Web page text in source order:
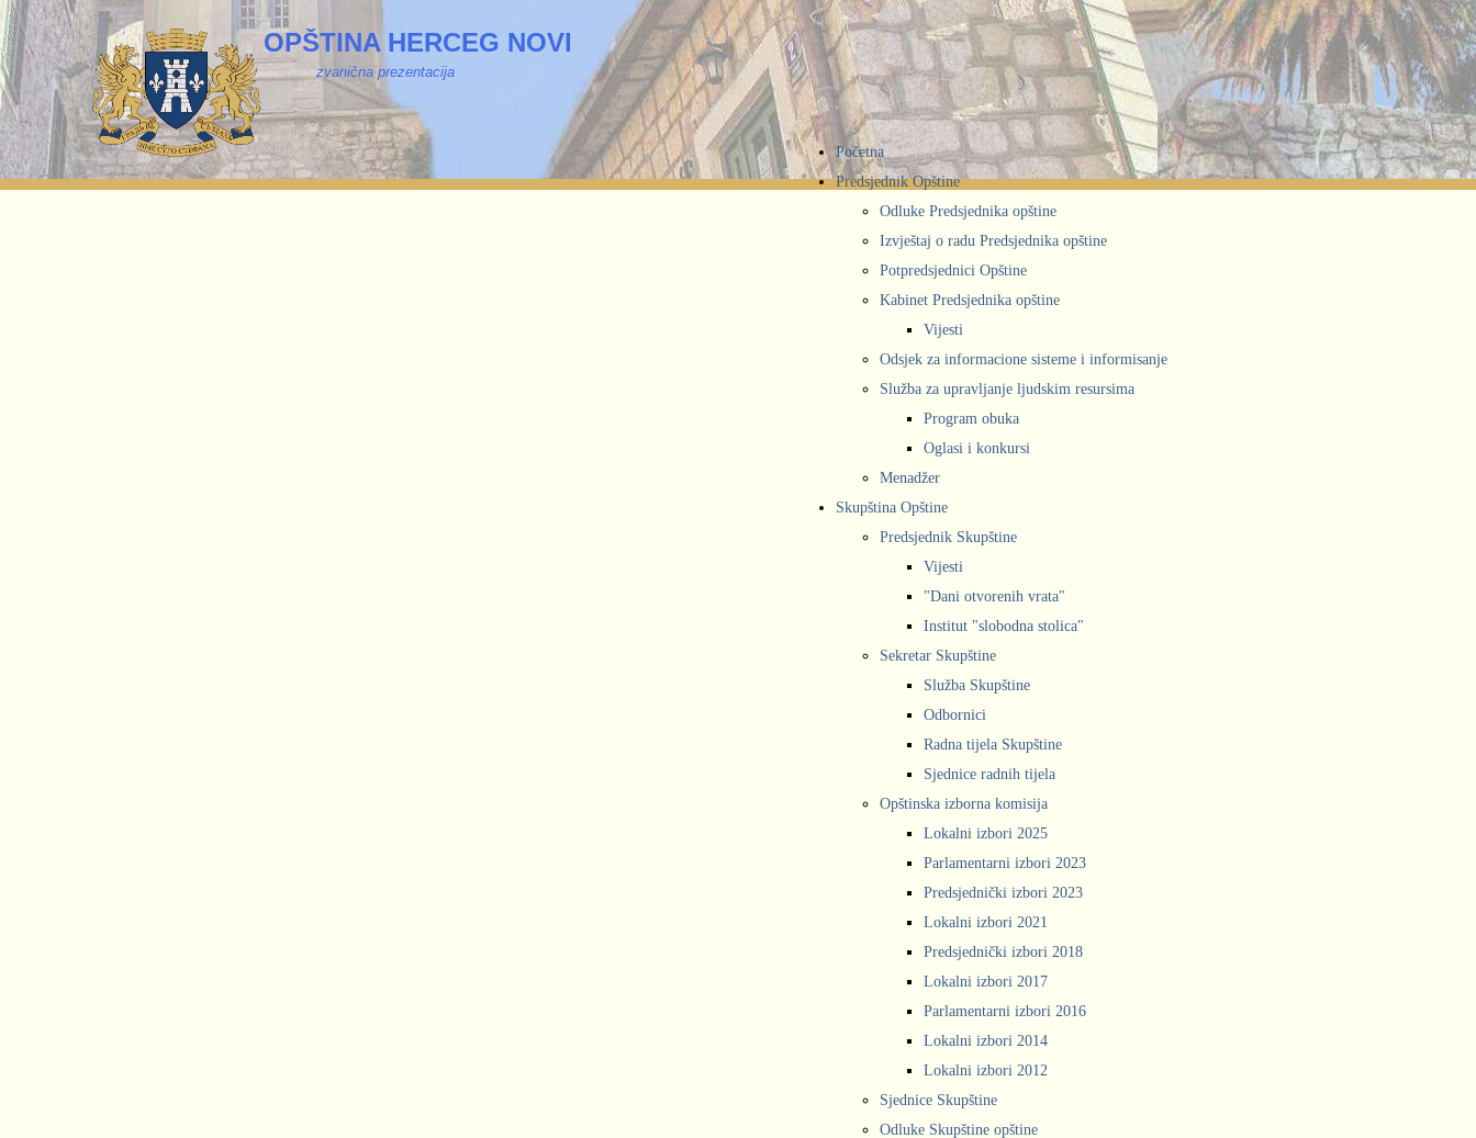
OPŠTINA HERCEG NOVI
zvanična prezentacija
Početna
Predsjednik Opštine
Odluke Predsjednika opštine
Izvještaj o radu Predsjednika opštine
Potpredsjednici Opštine
Kabinet Predsjednika opštine
Vijesti
Odsjek za informacione sisteme i informisanje
Služba za upravljanje ljudskim resursima
Program obuka
Oglasi i konkursi
Menadžer
Skupština Opštine
Predsjednik Skupštine
Vijesti
"Dani otvorenih vrata"
Institut "slobodna stolica"
Sekretar Skupštine
Služba Skupštine
Odbornici
Radna tijela Skupštine
Sjednice radnih tijela
Opštinska izborna komisija
Lokalni izbori 2025
Parlamentarni izbori 2023
Predsjednički izbori 2023
Lokalni izbori 2021
Predsjednički izbori 2018
Lokalni izbori 2017
Parlamentarni izbori 2016
Lokalni izbori 2014
Lokalni izbori 2012
Sjednice Skupštine
Odluke Skupštine opštine